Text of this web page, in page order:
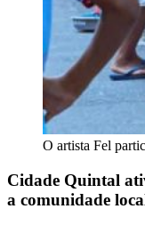
O artista Fel
Cidade Quintal
a comunidade